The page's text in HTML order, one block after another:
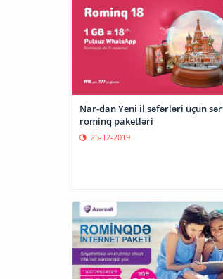
Nar-dan Yeni il səfərləri üçün
rominq paketləri
25-12-2019